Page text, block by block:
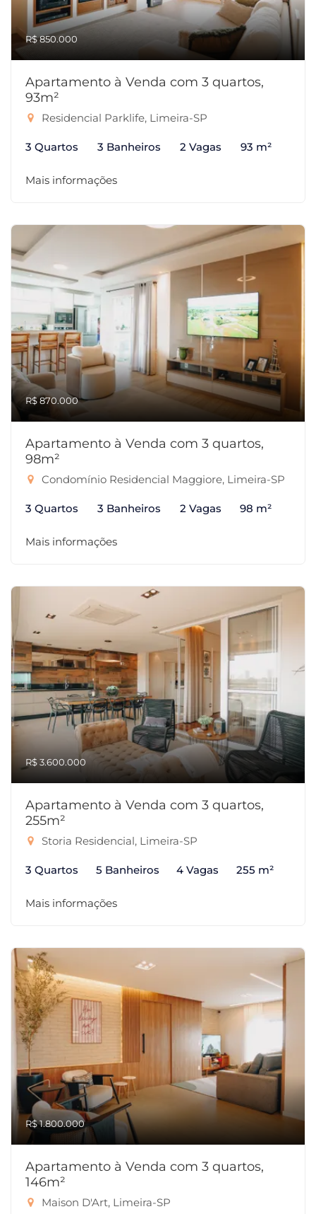
R$ 850.000
Apartamento à Venda com 3 quartos,
93m²
Residencial Parklife, Limeira-SP
3 Quartos 3 Banheiros 2 Vagas 93 m²
Mais informações
R$ 870.000
Apartamento à Venda com 3 quartos,
98m²
Condomínio Residencial Maggiore, Limeira-SP
3 Quartos 3 Banheiros 2 Vagas 98 m²
Mais informações
R$ 3.600.000
Apartamento à Venda com 3 quartos,
255m²
Storia Residencial, Limeira-SP
3 Quartos 5 Banheiros 4 Vagas 255 m²
Mais informações
R$ 1.800.000
Apartamento à Venda com 3 quartos,
146m²
Maison D'Art, Limeira-SP